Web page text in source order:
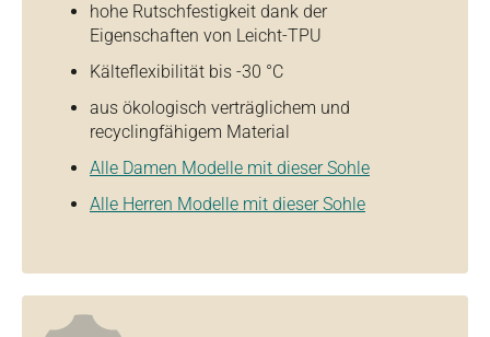
hohe Rutschfestigkeit dank der
Eigenschaften von Leicht-TPU
Kälteflexibilität bis -30 °C
aus ökologisch verträglichem und
recyclingfähigem Material
Alle Damen Modelle mit dieser Sohle
Alle Herren Modelle mit dieser Sohle